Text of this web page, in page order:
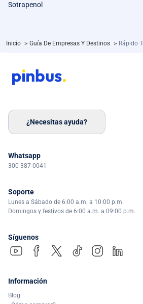
Sotrapenol
Inicio > Guía De Empresas Y Destinos > Rápido
¿Necesitas ayuda?
Whatsapp
300 387 0041
Soporte
Lunes a Sábado de 6:00 a.m. a 10:00 p.m.
Domingos y festivos de 6:00 a.m. a 09:00 p.m.
Síguenos
Información
Blog